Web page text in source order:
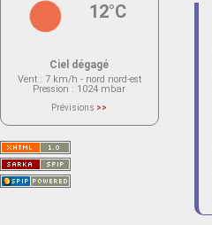
12°C
Ciel dégagé
Vent : 7 km/h - nord nord-est
Pression : 1024 mbar
Prévisions >>
actuellement aucune prévision
Saint-Nom.
Veuillez consulter le message du
service ci-dessous.
(401 - Invalid API key. Please see
https://openweathermap.org/faq#error401